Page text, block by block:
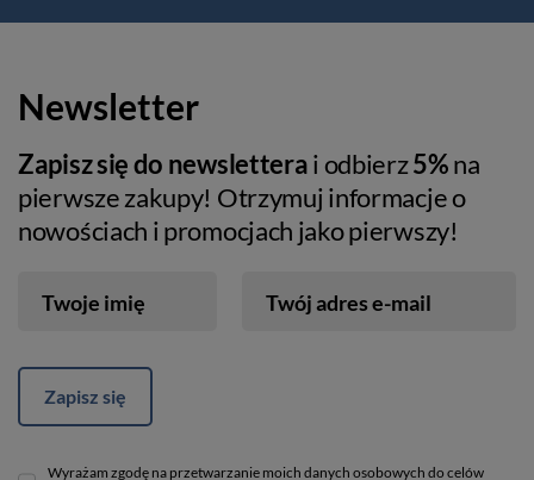
Newsletter
Zapisz się do newsletterai odbierz5%na
pierwsze zakupy! Otrzymuj informacje o
nowościach i promocjach jako pierwszy!
Twoje imię Twój adres e-mail
Zapisz się
Wyrażam zgodę na przetwarzanie moich danych osobowych do celów